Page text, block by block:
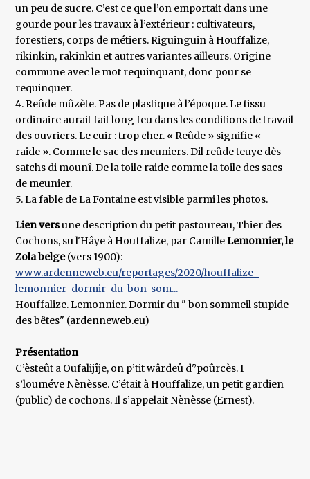
un peu de sucre. C’est ce que l’on emportait dans une
gourde pour les travaux à l’extérieur : cultivateurs,
forestiers, corps de métiers. Riguinguin à Houffalize,
rikinkin, rakinkin et autres variantes ailleurs. Origine
commune avec le mot requinquant, donc pour se
requinquer.
4. Reûde mûzète. Pas de plastique à l’époque. Le tissu
ordinaire aurait fait long feu dans les conditions de travail
des ouvriers. Le cuir : trop cher. « Reûde » signifie «
raide ». Comme le sac des meuniers. Dil reûde teuye dès
satchs di mounî. De la toile raide comme la toile des sacs
de meunier.
5. La fable de La Fontaine est visible parmi les photos.
Lien versune description du petit pastoureau, Thier des
Cochons, su l'Hâye à Houffalize, par CamilleLemonnier, le
Zola belge(vers 1900):
www.ardenneweb.eu/reportages/2020/houffalize-
lemonnier-dormir-du-bon-som...
Houffalize. Lemonnier. Dormir du " bon sommeil stupide
des bêtes" (ardenneweb.eu)
Présentation
C’èsteût a Oufalijîje, on p’tit wârdeû d'’poûrcès. I
s’louméve Nènèsse. C’était à Houffalize, un petit gardien
(public) de cochons. Il s’appelait Nènèsse (Ernest).